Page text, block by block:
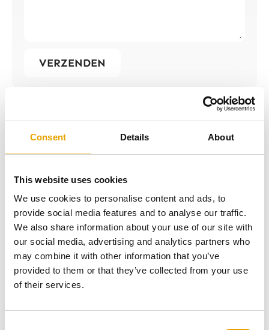
Consent Details About
This website uses cookies
We use cookies to personalise content and ads, to
provide social media features and to analyse our traffic.
We also share information about your use of our site with
our social media, advertising and analytics partners who
may combine it with other information that you’ve
provided to them or that they’ve collected from your use
of their services.
VERZENDEN
Snel de waarde van jouw item
weten?
1. Stuur een foto van het item via WhatsApp
2. Wij stellen vragen om de waarde van het
item te bepalen
3. Binnen no-time weet jij wat jouw item
waard is
WhatsApp ons